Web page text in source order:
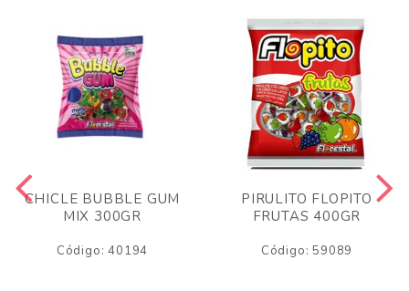
CHICLE BUBBLE GUM
MIX 300GR
Código: 40194
PIRULITO FLOPITO
FRUTAS 400GR
Código: 59089